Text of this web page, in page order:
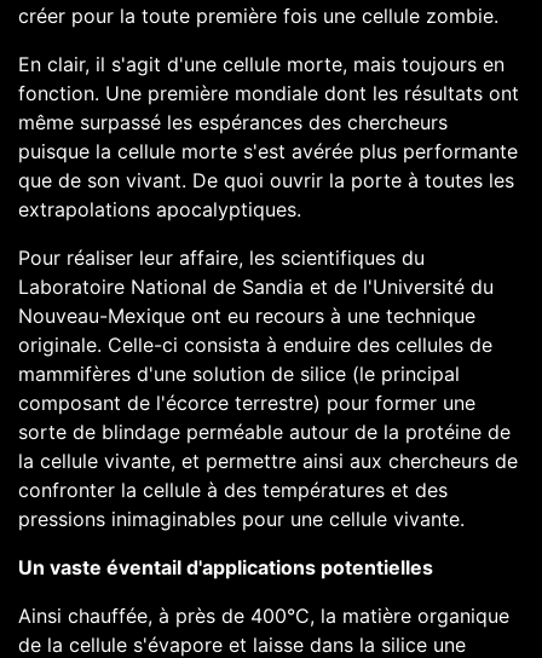
créer pour la toute première fois une cellule zombie.
En clair, il s'agit d'une cellule morte, mais toujours en
fonction. Une première mondiale dont les résultats ont
même surpassé les espérances des chercheurs
puisque la cellule morte s'est avérée plus performante
que de son vivant. De quoi ouvrir la porte à toutes les
extrapolations apocalyptiques.
Pour réaliser leur affaire, les scientifiques du
Laboratoire National de Sandia et de l'Université du
Nouveau-Mexique ont eu recours à une technique
originale. Celle-ci consista à enduire des cellules de
mammifères d'une solution de silice (le principal
composant de l'écorce terrestre) pour former une
sorte de blindage perméable autour de la protéine de
la cellule vivante, et permettre ainsi aux chercheurs de
confronter la cellule à des températures et des
pressions inimaginables pour une cellule vivante.
Un vaste éventail d'applications potentielles
Ainsi chauffée, à près de 400°C, la matière organique
de la cellule s'évapore et laisse dans la silice une